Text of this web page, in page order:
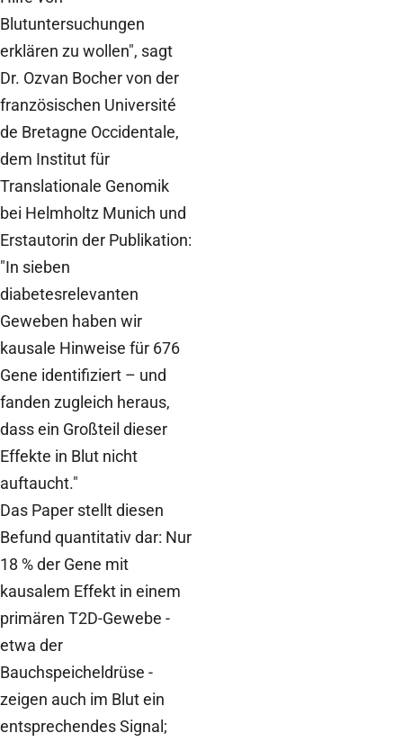
Blutuntersuchungen
erklären zu wollen", sagt
Dr. Ozvan Bocher von der
französischen Université
de Bretagne Occidentale,
dem Institut für
Translationale Genomik
bei Helmholtz Munich und
Erstautorin der Publikation:
"In sieben
diabetesrelevanten
Geweben haben wir
kausale Hinweise für 676
Gene identifiziert – und
fanden zugleich heraus,
dass ein Großteil dieser
Effekte in Blut nicht
auftaucht."
Das Paper stellt diesen
Befund quantitativ dar: Nur
18 % der Gene mit
kausalem Effekt in einem
primären T2D-Gewebe -
etwa der
Bauchspeicheldrüse -
zeigen auch im Blut ein
entsprechendes Signal;